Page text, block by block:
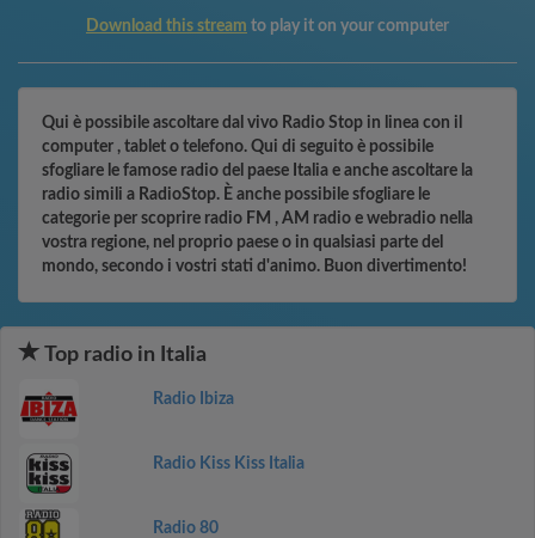
Download this stream to play it on your computer
Qui è possibile ascoltare dal vivo Radio Stop in linea con il
computer , tablet o telefono. Qui di seguito è possibile
sfogliare le famose radio del paese Italia e anche ascoltare la
radio simili a RadioStop. È anche possibile sfogliare le
categorie per scoprire radio FM , AM radio e webradio nella
vostra regione, nel proprio paese o in qualsiasi parte del
mondo, secondo i vostri stati d'animo. Buon divertimento!
Top radio in Italia
Radio Ibiza
Radio Kiss Kiss Italia
Radio 80